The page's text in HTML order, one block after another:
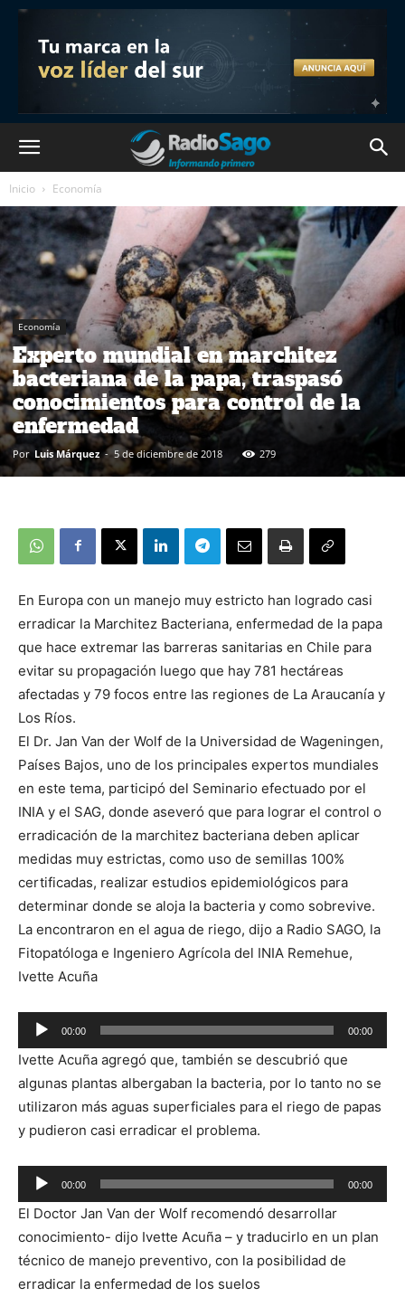
Inicio Economía
Economía
Experto mundial en marchitez
bacteriana de la papa, traspasó
conocimientos para control de la
enfermedad
Por Luis Márquez - 5 de diciembre de 2018 279
En Europa con un manejo muy estricto han logrado casi
erradicar la Marchitez Bacteriana, enfermedad de la papa
que hace extremar las barreras sanitarias en Chile para
evitar su propagación luego que hay 781 hectáreas
afectadas y 79 focos entre las regiones de La Araucanía y
Los Ríos.
El Dr. Jan Van der Wolf de la Universidad de Wageningen,
Países Bajos, uno de los principales expertos mundiales
en este tema, participó del Seminario efectuado por el
INIA y el SAG, donde aseveró que para lograr el control o
erradicación de la marchitez bacteriana deben aplicar
medidas muy estrictas, como uso de semillas 100%
certificadas, realizar estudios epidemiológicos para
determinar donde se aloja la bacteria y como sobrevive.
La encontraron en el agua de riego, dijo a Radio SAGO, la
Fitopatóloga e Ingeniero Agrícola del INIA Remehue,
Ivette Acuña
Reproductor
de
audio
00:00 00:00
Ivette Acuña agregó que, también se descubrió que
algunas plantas albergaban la bacteria, por lo tanto no se
utilizaron más aguas superficiales para el riego de papas
y pudieron casi erradicar el problema.
Reproductor
de
audio
00:00 00:00
El Doctor Jan Van der Wolf recomendó desarrollar
conocimiento- dijo Ivette Acuña – y traducirlo en un plan
técnico de manejo preventivo, con la posibilidad de
erradicar la enfermedad de los suelos